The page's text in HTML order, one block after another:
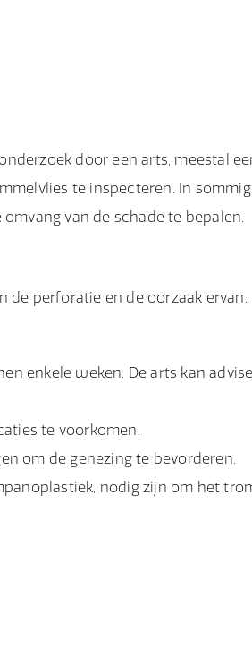
door een arts, meestal
te inspecteren. In
van de schade te bepalen.
de perforatie en de oorzaak ervan.
enkele weken. De arts kan
te voorkomen.
om de genezing te bevorderen.
nodig zijn om het